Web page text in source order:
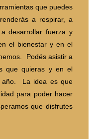
que puedes
a respirar, a
desarrollar fuerza y
el bienestar y en el
Podés asistir a
que quieras y en el
año. La idea es que
para poder hacer
que disfrutes